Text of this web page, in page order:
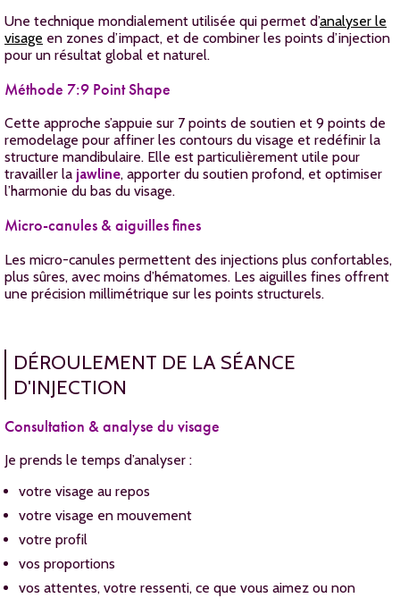
Une technique mondialement utilisée qui permet d’analyser le
visage en zones d’impact, et de combiner les points d’injection
pour un résultat global et naturel.
Méthode 7:9 Point Shape
Cette approche s’appuie sur 7 points de soutien et 9 points de
remodelage pour affiner les contours du visage et redéfinir la
structure mandibulaire. Elle est particulièrement utile pour
travailler la jawline, apporter du soutien profond, et optimiser
l’harmonie du bas du visage.
Micro-canules & aiguilles fines
Les micro-canules permettent des injections plus confortables,
plus sûres, avec moins d’hématomes. Les aiguilles fines offrent
une précision millimétrique sur les points structurels.
DÉROULEMENT DE LA SÉANCE
D'INJECTION
Consultation & analyse du visage
Je prends le temps d’analyser :
votre visage au repos
votre visage en mouvement
votre profil
vos proportions
vos attentes, votre ressenti, ce que vous aimez ou non